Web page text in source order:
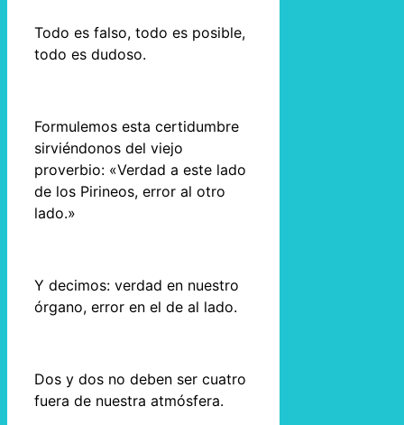
Todo es falso, todo es posible,
todo es dudoso.
Formulemos esta certidumbre
sirviéndonos del viejo
proverbio: «Verdad a este lado
de los Pirineos, error al otro
lado.»
Y decimos: verdad en nuestro
órgano, error en el de al lado.
Dos y dos no deben ser cuatro
fuera de nuestra atmósfera.